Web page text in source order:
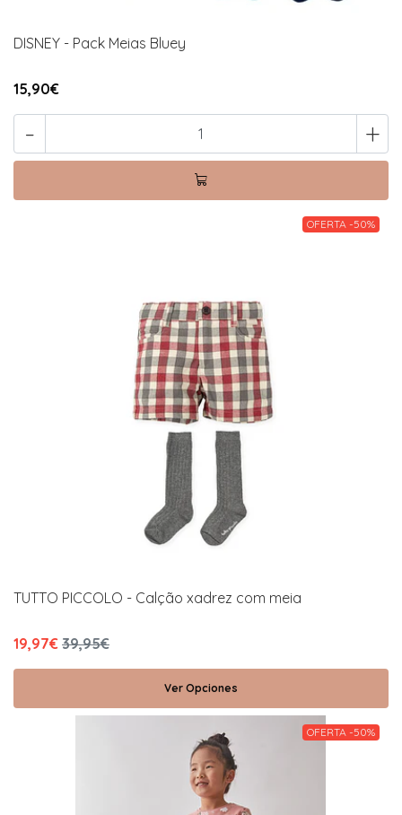
DISNEY - Pack Meias Bluey
15,90€
- +
OFERTA -50%
TUTTO PICCOLO - Calção xadrez com meia
19,97€ 39,95€
Ver Opciones
OFERTA -50%